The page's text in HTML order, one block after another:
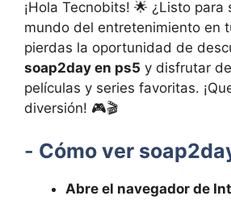
¡Hola‍ Tecnobits! 🌟 ¿Listo
mundo del entretenimiento en
pierdas‌ la oportunidad ⁤de
soap2day en ps5 y‌ disfrutar
películas y series favoritas.
diversión!‌ 🎮🎬
-⁣ Cómo ver
Abre el navegador de